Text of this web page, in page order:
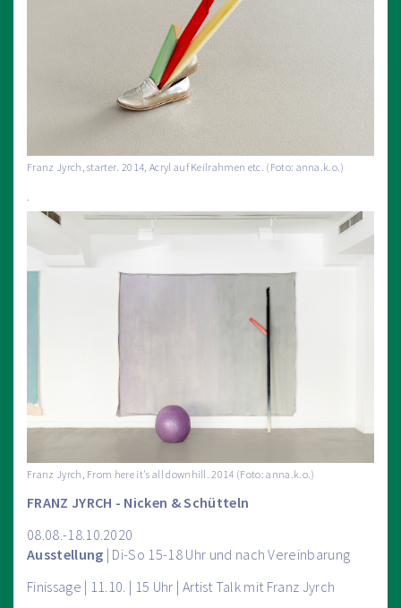
Franz Jyrch, starter. 2014, Acryl auf Keilrahmen etc. (Foto: anna.k.o.)
.
Franz Jyrch, From here it's all downhill. 2014 (Foto: anna.k.o.)
FRANZ JYRCH - Nicken & Schütteln
08.08.-18.10.2020
Ausstellung | Di-So 15-18 Uhr und nach Vereinbarung
Finissage | 11.10. | 15 Uhr | Artist Talk mit Franz Jyrch